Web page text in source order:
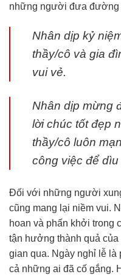
những người đưa đường
Nhân dịp kỷ
thầy/cô và gia
vui vẻ.
Nhân dịp mừng
lời chúc tốt đẹp
thầy/cô luôn
công việc để
Đối với những người
cũng mang lại niềm vui.
hoan và phấn khởi trong
tận hưởng thành quả
gian qua. Ngày nghỉ lễ
cả những ai đã cố gắng.